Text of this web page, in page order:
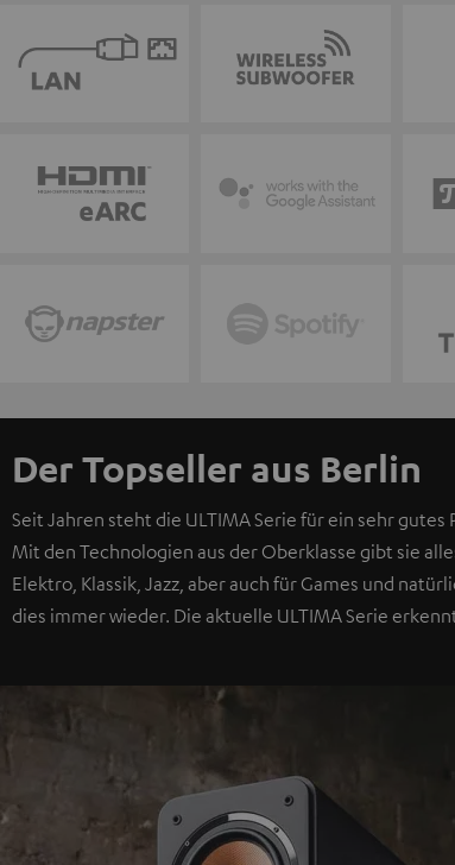
Der Topseller aus Berlin
Seit Jahren steht die ULTIMA Serie für ein sehr
Mit den Technologien aus der Oberklasse gibt sie
Elektro, Klassik, Jazz, aber auch für Games und
dies immer wieder. Die aktuelle ULTIMA Serie